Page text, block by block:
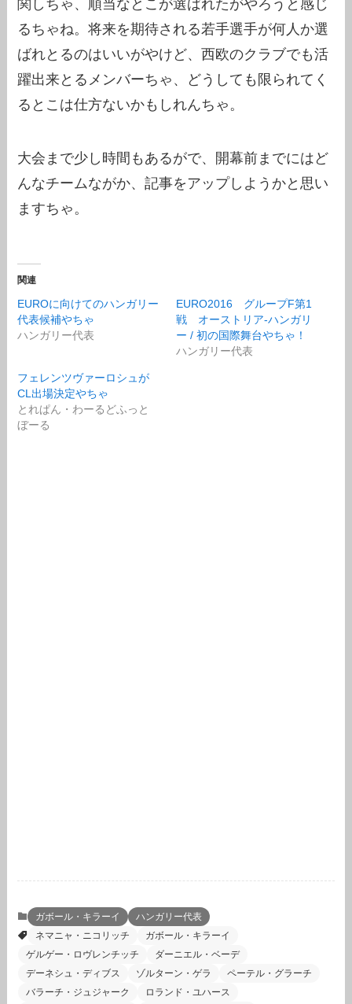
関しちゃ、順当なとこが選ばれたがやろうと感じ
るちゃね。将来を期待される若手選手が何人か選
ばれとるのはいいがやけど、西欧のクラブでも活
躍出来とるメンバーちゃ、どうしても限られてく
るとこは仕方ないかもしれんちゃ。
大会まで少し時間もあるがで、開幕前までにはど
んなチームながか、記事をアップしようかと思い
ますちゃ。
関連
EUROに向けてのハンガリー
代表候補やちゃ
ハンガリー代表
EURO2016 グループF第1
戦 オーストリア-ハンガリ
ー / 初の国際舞台やちゃ！
ハンガリー代表
フェレンツヴァーロシュが
CL出場決定やちゃ
とれぱん・わーるどふっと
ぼーる
ガボール・キラーイ
ハンガリー代表
ネマニャ・ニコリッチ
ガボール・キラーイ
ゲルゲー・ロヴレンチッチ
ダーニエル・ベーデ
デーネシュ・ディブス
ゾルターン・ゲラ
ペーテル・グラーチ
バラーチ・ジュジャーク
ロランド・ユハース